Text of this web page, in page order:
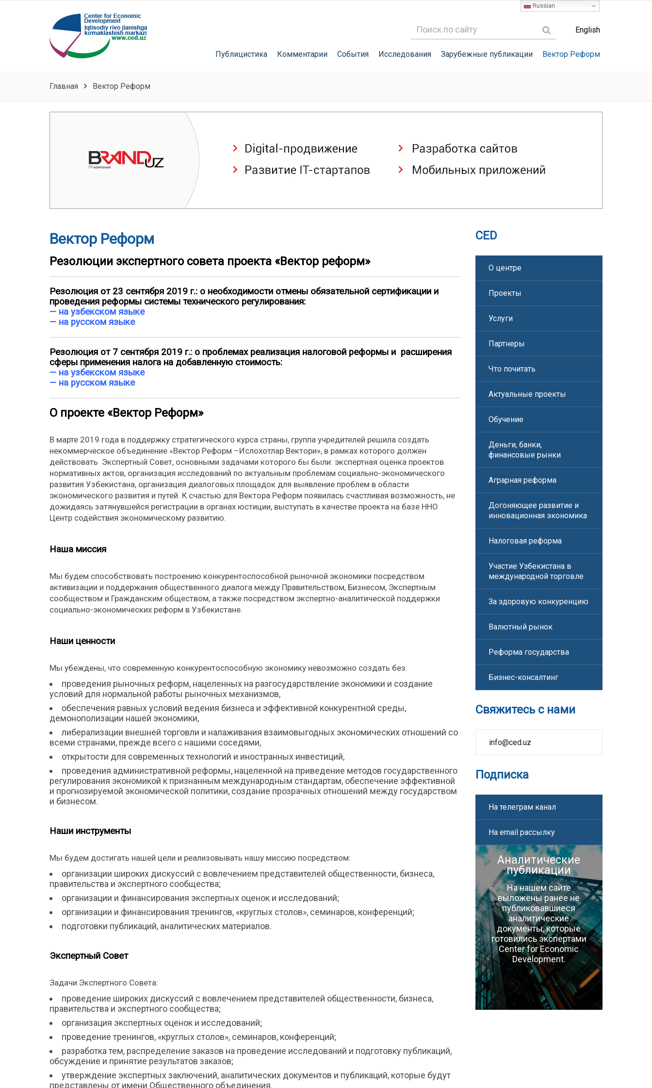
English
Публицистика Комментарии События Исследования Зарубежные публикации Вектор Реформ
Главная Вектор Реформ
Вектор Реформ
Резолюции экспертного совета проекта «Вектор реформ»
Резолюция от 23 сентября 2019 г.: о необходимости отмены обязательной сертификации и
проведения реформы системы технического регулирования:
— на узбекском языке
— на русском языке
Резолюция от 7 сентября 2019 г.: о проблемах реализация налоговой реформы и расширения
сферы применения налога на добавленную стоимость:
— на узбекском языке
— на русском языке
О проекте «Вектор Реформ»
В марте 2019 года в поддержку стратегического курса страны, группа учредителей решила создать
некоммерческое объединение «Вектор Реформ –Ислохотлар Вектори», в рамках которого должен
действовать Экспертный Совет, основными задачами которого бы были: экспертная оценка проектов
нормативных актов, организация исследований по актуальным проблемам социально-экономического
развития Узбекистана, организация диалоговых площадок для выявление проблем в области
экономического развития и путей. К счастью для Вектора Реформ появилась счастливая возможность, не
дожидаясь затянувшейся регистрации в органах юстиции, выступать в качестве проекта на базе ННО
Центр содействия экономическому развитию.
Наша миссия
Мы будем способствовать построению конкурентоспособной рыночной экономики посредством
активизации и поддержания общественного диалога между Правительством, Бизнесом, Экспертным
сообществом и Гражданским обществом, а также посредством экспертно-аналитической поддержки
социально-экономических реформ в Узбекистане.
Наши ценности
Мы убеждены, что современную конкурентоспособную экономику невозможно создать без:
проведения рыночных реформ, нацеленных на разгосударствление экономики и создание
условий для нормальной работы рыночных механизмов,
обеспечения равных условий ведения бизнеса и эффективной конкурентной среды,
демонополизации нашей экономики,
либерализации внешней торговли и налаживания взаимовыгодных экономических отношений со
всеми странами, прежде всего с нашими соседями,
открытости для современных технологий и иностранных инвестиций,
проведения административной реформы, нацеленной на приведение методов государственного
регулирования экономикой к признанным международным стандартам, обеспечение эффективной
и прогнозируемой экономической политики, создание прозрачных отношений между государством
и бизнесом.
Наши инструменты
Мы будем достигать нашей цели и реализовывать нашу миссию посредством:
организации широких дискуссий с вовлечением представителей общественности, бизнеса,
правительства и экспертного сообщества;
организации и финансирования экспертных оценок и исследований;
организации и финансирования тренингов, «круглых столов», семинаров, конференций;
подготовки публикаций, аналитических материалов.
Экспертный Совет
Задачи Экспертного Совета:
проведение широких дискуссий с вовлечением представителей общественности, бизнеса,
правительства и экспертного сообщества;
организация экспертных оценок и исследований;
проведение тренингов, «круглых столов», семинаров, конференций;
разработка тем, распределение заказов на проведение исследований и подготовку публикаций,
обсуждение и принятие результатов заказов;
утверждение экспертных заключений, аналитических документов и публикаций, которые будут
представлены от имени Общественного объединения.
CED
О центре
Проекты
Услуги
Партнеры
Что почитать
Актуальные проекты
Обучение
Деньги, банки,
финансовые рынки
Аграрная реформа
Догоняющее развитие и
инновационная экономика
Налоговая реформа
Участие Узбекистана в
международной торговле
За здоровую конкуренцию
Валютный рынок
Реформа государства
Бизнес-консалтинг
Свяжитесь с нами
info@ced.uz
Подписка
На телеграм канал
На email рассылку
Аналитические
публикации
На нашем сайте
выложены ранее не
публиковавшиеся
аналитические
документы, которые
готовились экспертами
Center for Economic
Development.
Russian